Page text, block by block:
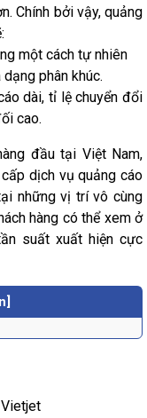
Chính bởi vậy, quảng
một cách tự nhiên
phân khúc.
dài, tỉ lệ chuyển đổi
cao.
đầu tại Việt Nam,
dịch vụ quảng cáo
những vị trí vô cùng
hàng có thể xem ở
suất xuất hiện cực